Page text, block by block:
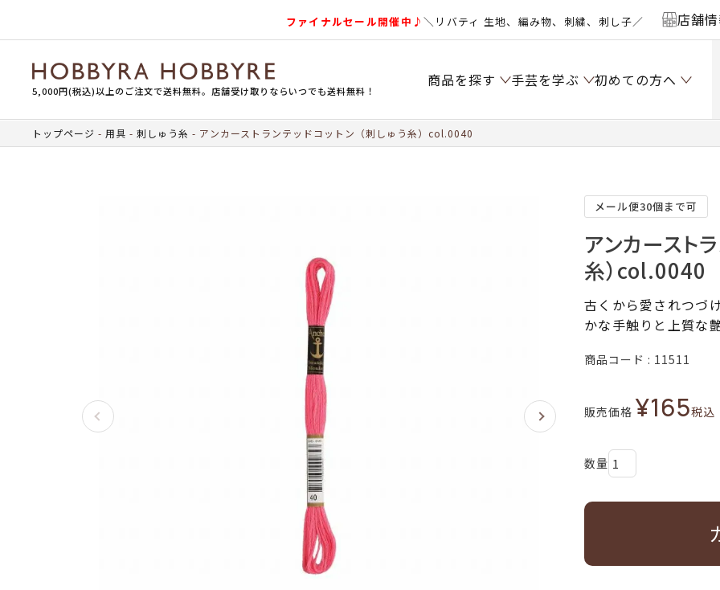
ファイナルセール開催中♪＼リバティ 生地、編み物、刺繍、刺し子／ 店舗
5,000円(税込)以上のご注文で送料無料。店舗受け取りならいつでも送料無料！
商品を探す 手芸を学ぶ 初めての方へ
トップページ 用具 刺しゅう糸 アンカーストランテッドコットン（刺しゅう糸）col.0040
メール便30個まで可
アンカースト
糸）col.0040
古くから愛されつづ
かな手触りと上質な
商品コード 11511
販売価格 ¥165税込